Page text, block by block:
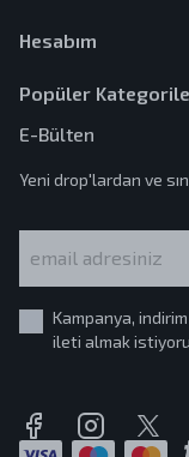
Hesabım
Popüler
E-Bülten
Yeni drop'lardan ve
Kampanya,
ileti almak